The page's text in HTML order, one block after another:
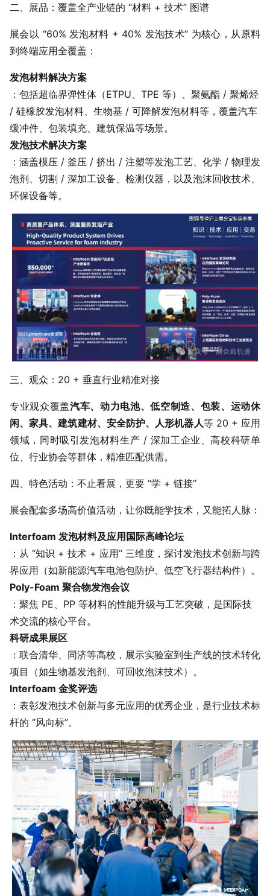
二、展品：覆盖全产业链的 “材料 + 技术” 图谱
展会以 “60% 发泡材料 + 40% 发泡技术” 为核心，从原料
到终端应用全覆盖：
发泡材料解决方案
：包括超临界弹性体（ETPU、TPE 等）、聚氨酯 / 聚烯烃
/ 硅橡胶发泡材料、生物基 / 可降解发泡材料等，覆盖汽车
缓冲件、包装填充、建筑保温等场景。
发泡技术解决方案
：涵盖模压 / 釜压 / 挤出 / 注塑等发泡工艺、化学 / 物理发
泡剂、切割 / 深加工设备、检测仪器，以及泡沫回收技术、
环保设备等。
三、观众：20 + 垂直行业精准对接
专业观众覆盖汽车、动力电池、低空制造、包装、运动休
闲、家具、建筑建材、安全防护、人形机器人等 20 + 应用
领域，同时吸引发泡材料生产 / 深加工企业、高校科研单
位、行业协会等群体，精准匹配供需。
四、特色活动：不止看展，更要 “学 + 链接”
展会配套多场高价值活动，让你既能学技术，又能拓人脉：
Interfoam 发泡材料及应用国际高峰论坛
：从 “知识 + 技术 + 应用” 三维度，探讨发泡技术创新与跨
界应用（如新能源汽车电池包防护、低空飞行器结构件）。
Poly-Foam 聚合物发泡会议
：聚焦 PE、PP 等材料的性能升级与工艺突破，是国际技
术交流的核心平台。
科研成果展区
：联合清华、同济等高校，展示实验室到生产线的技术转化
项目（如生物基发泡剂、可回收泡沫技术）。
Interfoam 金奖评选
：表彰发泡技术创新与多元应用的优秀企业，是行业技术标
杆的 “风向标”。